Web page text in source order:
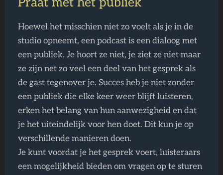
Hoewel het misschien niet zo voelt als je in de
studio opneemt, een podcast is een dialoog met
een publiek. Je hoort ze niet, je ziet ze niet maar
ze zijn net zo veel een deel van het gesprek als
de gast tegenover je. Succes heb je niet zonder
een publiek die elke keer weer blijft luisteren,
erken het belang van hun aanwezigheid en dat
je het uiteindelijk voor hen doet. Dit kun je op
verschillende manieren doen.
Je kunt voordat je het gesprek voert, luisteraars
een mogelijkheid bieden om vragen op te sturen